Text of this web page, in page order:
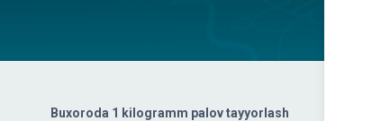
Buxoroda 1 kilogramm palov tayyorlash